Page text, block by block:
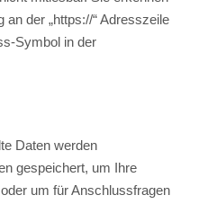
der „https://“ Adresszeile
Symbol in der
Daten werden
gespeichert, um Ihre
um für Anschlussfragen